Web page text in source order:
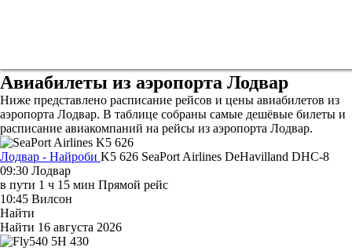
Авиабилеты из аэропорта Лодвар
Ниже представлено расписание рейсов и цены авиабилетов из
аэропорта Лодвар. В таблице собраны самые дешёвые билеты и
расписание авиакомпаний на рейсы из аэропорта Лодвар.
Лодвар - Найроби K5 626 SeaPort Airlines DeHavilland DHC-8
09:30 Лодвар
в пути 1 ч 15 мин Прямой рейс
10:45 Вилсон
Найти
Найти 16 августа 2026